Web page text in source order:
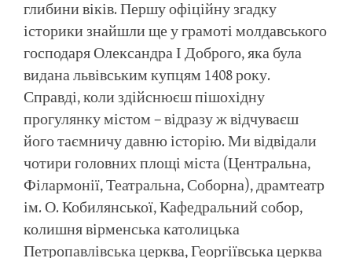
глибини віків. Першу офіційну згадку
історики знайшли ще у грамоті молдавського
господаря Олександра І Доброго, яка була
видана львівським купцям 1408 року.
Справді, коли здійснюєш пішохідну
прогулянку містом – відразу ж відчуваєш
його таємничу давню історію. Ми відвідали
чотири головних площі міста (Центральна,
Філармонії, Театральна, Соборна), драмтеатр
ім. О. Кобилянської, Кафедральний собор,
колишня вірменська католицька
Петропавлівська церква, Георгіївська церква